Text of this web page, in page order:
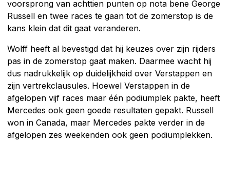
voorsprong van achttien punten op nota bene George
Russell en twee races te gaan tot de zomerstop is de
kans klein dat dit gaat veranderen.
Wolff heeft al bevestigd dat hij keuzes over zijn rijders
pas in de zomerstop gaat maken. Daarmee wacht hij
dus nadrukkelijk op duidelijkheid over Verstappen en
zijn vertrekclausules. Hoewel Verstappen in de
afgelopen vijf races maar één podiumplek pakte, heeft
Mercedes ook geen goede resultaten gepakt. Russell
won in Canada, maar Mercedes pakte verder in de
afgelopen zes weekenden ook geen podiumplekken.